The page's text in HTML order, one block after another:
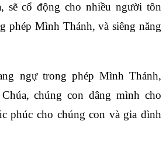
sẽ cổ động cho nhiều người tôn
phép Mình Thánh, và siêng năng
ngự trong phép Mình Thánh,
chúng con dâng mình cho
phúc cho chúng con và gia đình